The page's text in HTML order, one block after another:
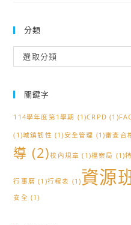
分類
類
選取分類
關鍵字
114學年度第1學期 (1)CRPD (1)
(1)城鎮韌性 (1)安全管理 (1)審查合
導 (2)校內規章 (1)檔案局 (1)
行事曆 (1)行程表 (1)資源
安全 (1)